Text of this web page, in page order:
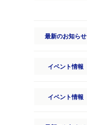
最新のお知らせ
イベント情報
イベント情報